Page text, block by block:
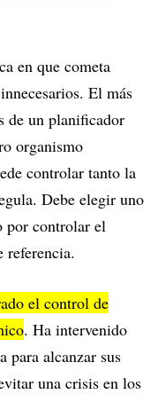
en que cometa
El más
de un planificador
organismo
controlar tanto la
Debe elegir uno
por controlar el
referencia.
el control de
. Ha intervenido
para alcanzar sus
una crisis en los